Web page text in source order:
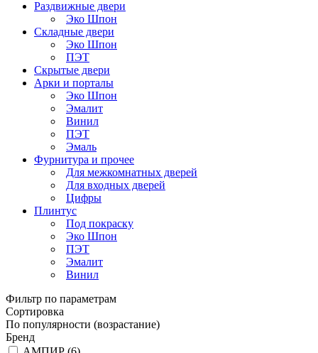
Раздвижные двери
Эко Шпон
Складные двери
Эко Шпон
ПЭТ
Скрытые двери
Арки и порталы
Эко Шпон
Эмалит
Винил
ПЭТ
Эмаль
Фурнитура и прочее
Для межкомнатных дверей
Для входных дверей
Цифры
Плинтус
Под покраску
Эко Шпон
ПЭТ
Эмалит
Винил
Фильтр по параметрам
Сортировка
По популярности (возрастание)
Бренд